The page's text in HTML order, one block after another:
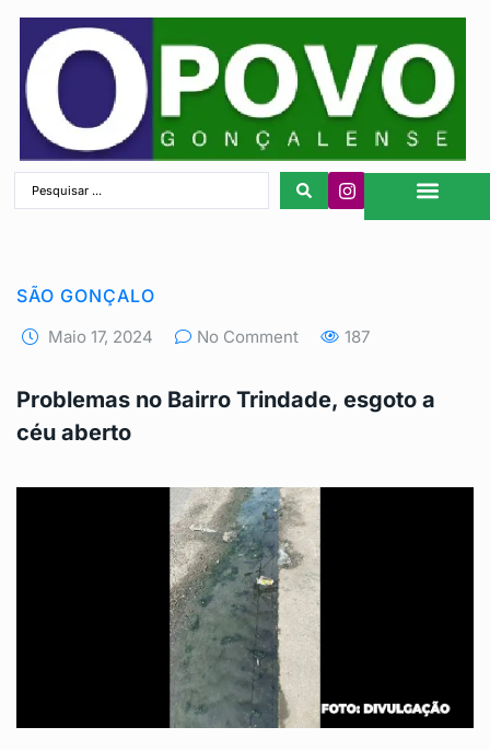
SÃO GONÇALO
Maio 17, 2024 No Comment 187
Problemas no Bairro Trindade, esgoto a
céu aberto